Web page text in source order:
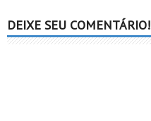
DEIXE SEU COMENTÁRIO!